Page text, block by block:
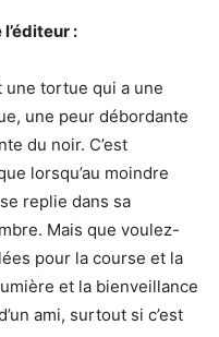
:
une tortue qui a une
une peur débordante
du noir. C’est
lorsqu’au moindre
replie dans sa
Mais que voulez-
pour la course et la
et la bienveillance
ami, surtout si c’est